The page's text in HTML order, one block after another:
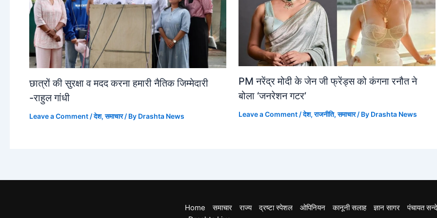
छात्रों की सुरक्षा व मदद करना हमारी नैतिक जिम्मेदारी
-राहुल गांधी
Leave a Comment /देश,समाचार/ By Drashta News
PM नरेंद्र मोदी के जेन जी फ्रेंड्स को कंगना रनौत ने
बोला ‘जनरेशन गटर’
Leave a Comment /देश,राजनीति,समाचार/ By Drashta News
Home समाचार राज्य द्रष्टा स्पेशल ओपिनियन कानूनी सलाह ज्ञान सागर पंचायत